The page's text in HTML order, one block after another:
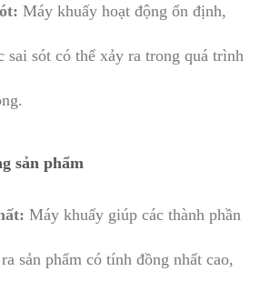
Máy khuấy hoạt động ổn định,
sai sót có thể xảy ra trong quá trình
sản phẩm
Máy khuấy giúp các thành phần
sản phẩm có tính đồng nhất cao,